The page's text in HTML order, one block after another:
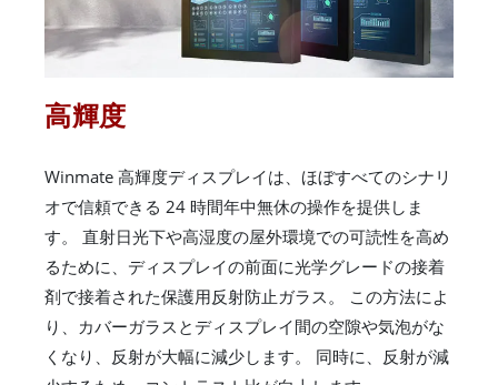
高輝度
Winmate 高輝度ディスプレイは、ほぼすべてのシナリ
オで信頼できる 24 時間年中無休の操作を提供しま
す。 直射日光下や高湿度の屋外環境での可読性を高め
るために、ディスプレイの前面に光学グレードの接着
剤で接着された保護用反射防止ガラス。 この方法によ
り、カバーガラスとディスプレイ間の空隙や気泡がな
くなり、反射が大幅に減少します。 同時に、反射が減